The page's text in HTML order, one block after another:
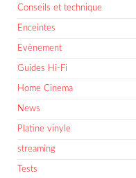
Conseils et technique
Enceintes
Evènement
Guides Hi-Fi
Home Cinema
News
Platine vinyle
streaming
Tests